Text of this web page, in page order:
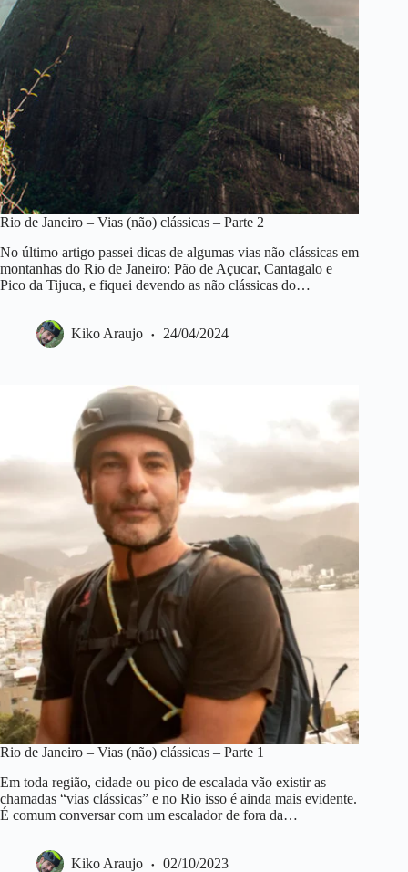
Rio de Janeiro – Vias (não) clássicas – Parte 2
No último artigo passei dicas de algumas vias não clássicas em
montanhas do Rio de Janeiro: Pão de Açucar, Cantagalo e
Pico da Tijuca, e fiquei devendo as não clássicas do…
Kiko Araujo 24/04/2024
Rio de Janeiro – Vias (não) clássicas – Parte 1
Em toda região, cidade ou pico de escalada vão existir as
chamadas “vias clássicas” e no Rio isso é ainda mais evidente.
É comum conversar com um escalador de fora da…
Kiko Araujo 02/10/2023